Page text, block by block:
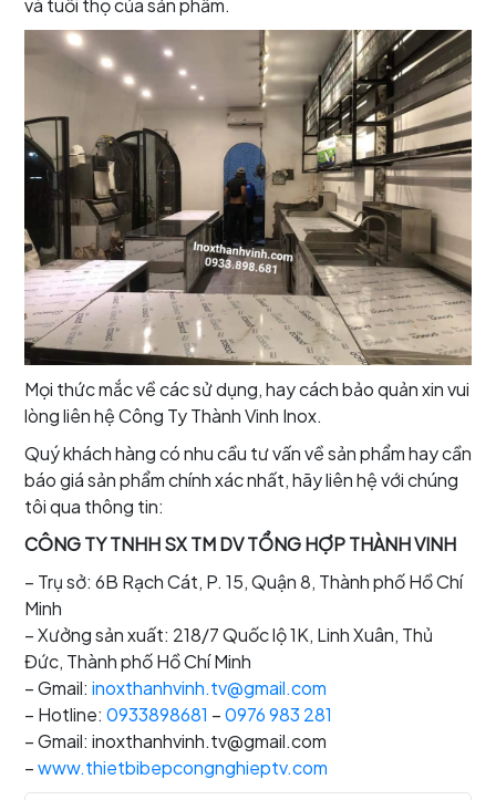
và tuổi thọ của sản phẩm.
Mọi thức mắc về các sử dụng, hay cách bảo quản xin vui
lòng liên hệ Công Ty Thành Vinh Inox.
Quý khách hàng có nhu cầu tư vấn về sản phẩm hay cần
báo giá sản phẩm chính xác nhất, hãy liên hệ với chúng
tôi qua thông tin:
CÔNG TY TNHH SX TM DV TỔNG HỢP THÀNH VINH
– Trụ sở: 6B Rạch Cát, P. 15, Quận 8, Thành phố Hồ Chí
Minh
– Xưởng sản xuất: 218/7 Quốc lộ 1K, Linh Xuân, Thủ
Đức, Thành phố Hồ Chí Minh
– Gmail: inoxthanhvinh.tv@gmail.com
– Hotline: 0933898681 –0976 983 281
– Gmail: inoxthanhvinh.tv@gmail.com
–www.thietbibepcongnghieptv.com